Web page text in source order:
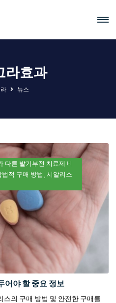
라효과
뉴스
다른 발기부전 치료제 비
법적 구매 방법 시알리스
어야 할 중요 정보
의 구매 방법 및 안전한 구매를